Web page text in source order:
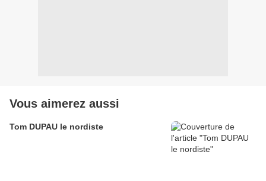
Vous aimerez aussi
Tom DUPAU le nordiste